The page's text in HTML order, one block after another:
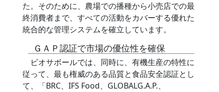
た。そのために、農場での播種から小売店での最
終消費者まで、すべての活動をカバーする優れた
統合的な管理システムを確立しています。
ＧＡＰ認証で市場の優位性を確保
ビオサボールでは、同時に、有機生産の特性に
従って、最も権威のある品質と食品安全認証とし
て、「BRC、IFS Food、GLOBALG.A.P.、